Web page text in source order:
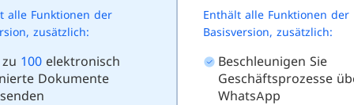
alle Funktionen der
zusätzlich:
100 elektronisch
Dokumente
Enthält alle Funktionen der
Basisversion, zusätzlich:
Beschleunigen Sie
Geschäftsprozesse
WhatsApp